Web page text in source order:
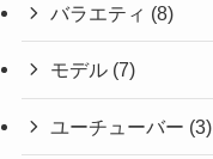
バラエティ (8)
モデル (7)
ユーチューバー (3)